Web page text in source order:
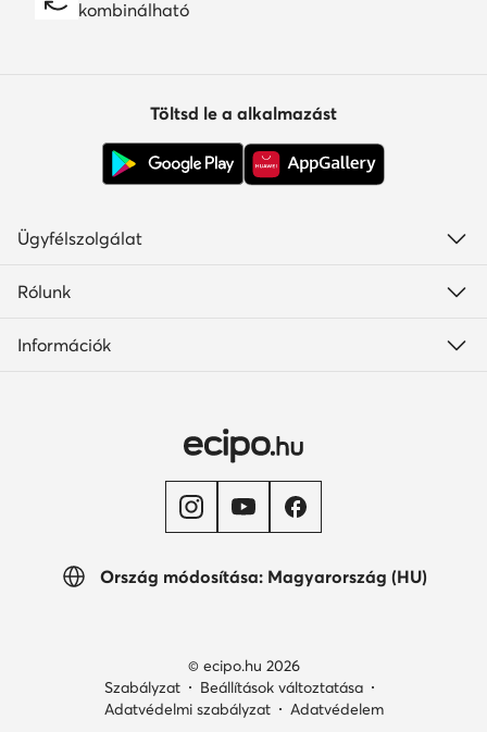
kombinálható
Ország módosítása: Magyarország (HU)
Töltsd le a alkalmazást
Ügyfélszolgálat
Rólunk
Információk
© ecipo.hu 2026
Szabályzat
Beállítások változtatása
Adatvédelmi szabályzat
Adatvédelem